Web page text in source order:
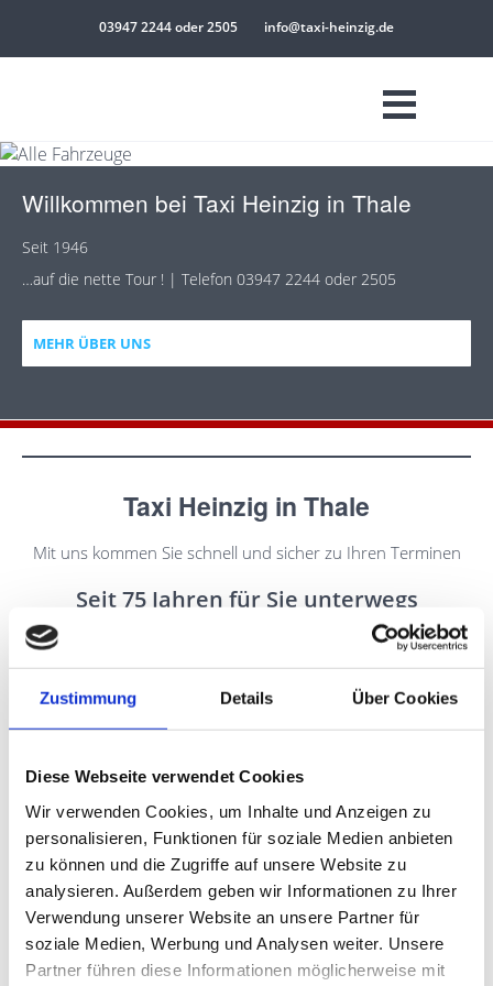
Zustimmung Details Über Cookies
Diese Webseite verwendet Cookies
Wir verwenden Cookies, um Inhalte und Anzeigen zu
personalisieren, Funktionen für soziale Medien anbieten
zu können und die Zugriffe auf unsere Website zu
analysieren. Außerdem geben wir Informationen zu Ihrer
Verwendung unserer Website an unsere Partner für
soziale Medien, Werbung und Analysen weiter. Unsere
Partner führen diese Informationen möglicherweise mit
03947 2244 oder 2505 info@taxi-heinzig.de
Willkommen bei Taxi Heinzig in Thale
Seit 1946
…auf die nette Tour ! | Telefon 03947 2244 oder 2505
MEHR ÜBER UNS
Taxi Heinzig in Thale
Mit uns kommen Sie schnell und sicher zu Ihren Terminen
Seit 75 Jahren für Sie unterwegs
Kleinbusse bis 8 Personen und Pkw bis 4 Personen
Partner aller Krankenkassen
Krankenfahrten sitzend
Beförderung von Menschen mit Handycap
Transport zu und von Feierlichkeiten
Shuttleservice für Firmenkunden
UNSER PARTNER „FIFTYFIFTY-TAXI“